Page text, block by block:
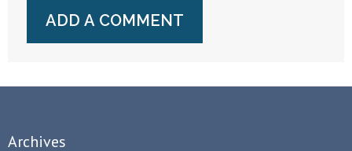
Archives